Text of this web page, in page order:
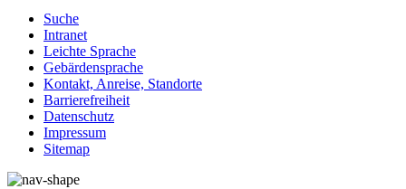
Suche
Intranet
Leichte Sprache
Gebärdensprache
Kontakt, Anreise, Standorte
Barrierefreiheit
Datenschutz
Impressum
Sitemap